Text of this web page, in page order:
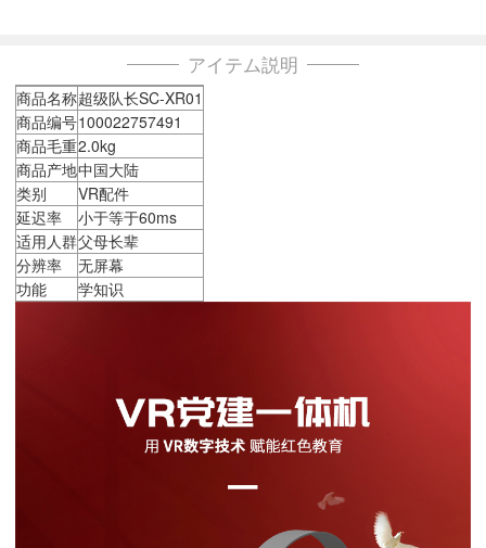
アイテム説明
商品名称超级队长SC-XR01
商品编号100022757491
商品毛重2.0kg
商品产地中国大陆
类别
VR配件
延迟率
小于等于60ms
适用人群父母长辈
分辨率
无屏幕
功能
学知识